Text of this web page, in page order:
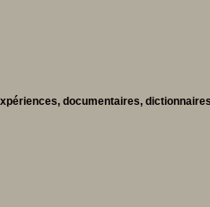
documentaires,